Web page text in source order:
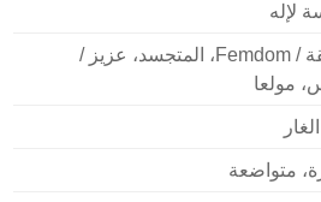
لإله
عشيقة / Femdom، المتجسد، عزيز /
مولعا
متواضعة